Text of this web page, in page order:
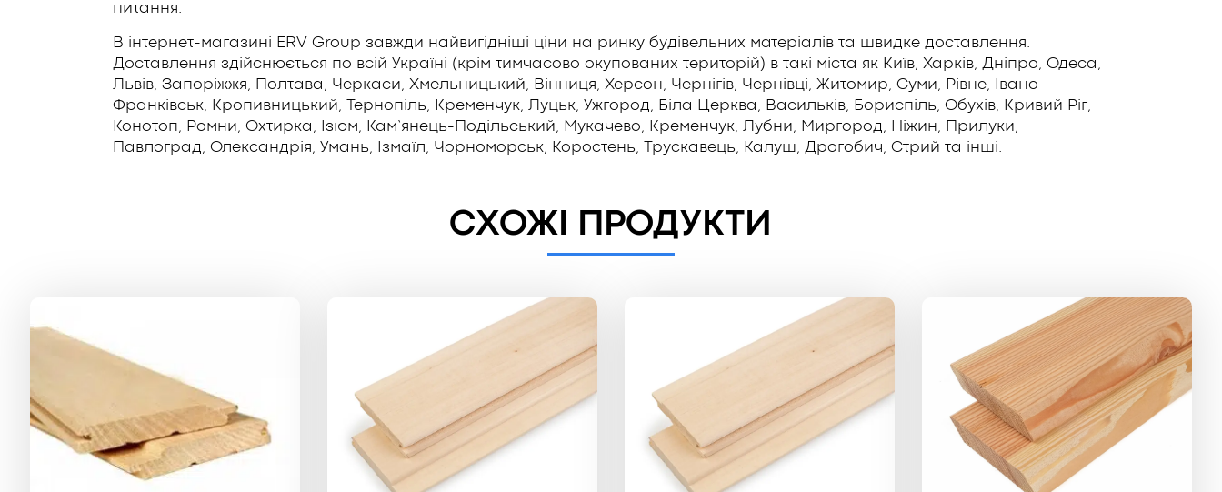
питання.
В інтернет-магазині ERV Group завжди найвигідніші ціни на ринку будівельних матеріалів та швидке доставлення.
Доставлення здійснюється по всій Україні (крім тимчасово окупованих територій) в такі міста як Київ, Харків, Дніпро, Одеса,
Львів, Запоріжжя, Полтава, Черкаси, Хмельницький, Вінниця, Херсон, Чернігів, Чернівці, Житомир, Суми, Рівне, Івано-
Франківськ, Кропивницький, Тернопіль, Кременчук, Луцьк, Ужгород, Біла Церква, Васильків, Бориспіль, Обухів, Кривий Ріг,
Конотоп, Ромни, Охтирка, Ізюм, Кам’янець-Подільський, Мукачево, Кременчук, Лубни, Миргород, Ніжин, Прилуки,
Павлоград, Олександрія, Умань, Ізмаїл, Чорноморськ, Коростень, Трускавець, Калуш, Дрогобич, Стрий та інші.
СХОЖІ ПРОДУКТИ